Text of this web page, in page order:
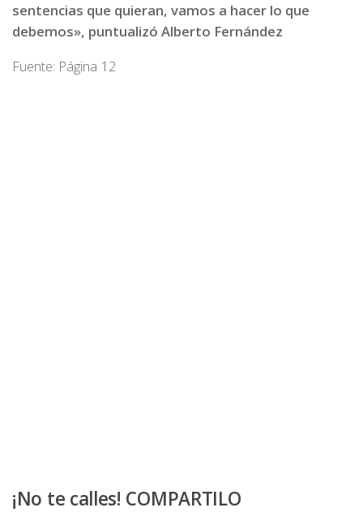
sentencias que quieran, vamos a hacer lo que
debemos», puntualizó Alberto Fernández
Fuente: Página 12
¡No te calles! COMPARTILO